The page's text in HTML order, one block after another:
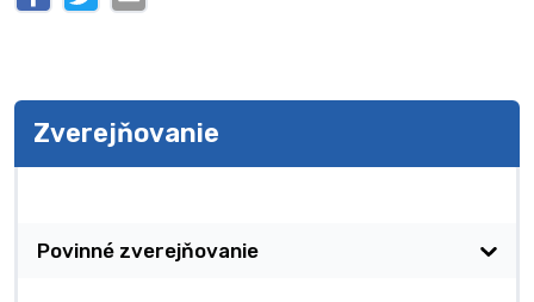
Zverejňovanie
Povinné zverejňovanie